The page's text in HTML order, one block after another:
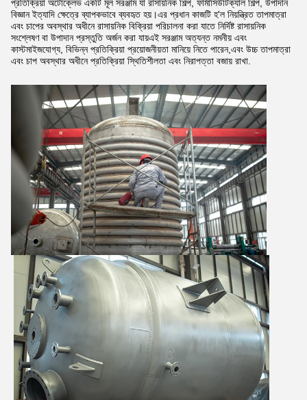
প্রতিক্রিয়া অটোক্লেভ একটি মূল সরঞ্জাম যা রাসায়নিক শিল্প, ফার্মাসিউটিক্যাল শিল্প, উপাদান
বিজ্ঞান ইত্যাদি ক্ষেত্রে ব্যাপকভাবে ব্যবহৃত হয়।এর প্রধান কাজটি হ'ল নিয়ন্ত্রিত তাপমাত্রা
এবং চাপের অবস্থার অধীনে রাসায়নিক বিক্রিয়া পরিচালনা করা যাতে নির্দিষ্ট রাসায়নিক
সংশ্লেষণ বা উপাদান প্রস্তুতি অর্জন করা যায়এই সরঞ্জাম অত্যন্ত নমনীয় এবং
কাস্টমাইজযোগ্য, বিভিন্ন প্রতিক্রিয়া প্রয়োজনীয়তা মানিয়ে নিতে পারেন,এবং উচ্চ তাপমাত্রা
এবং চাপ অবস্থার অধীনে প্রতিক্রিয়া স্থিতিশীলতা এবং নিরাপত্তা বজায় রাখা.